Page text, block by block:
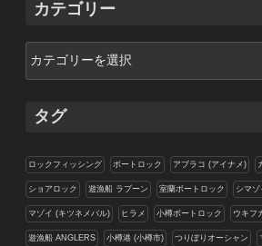
カテゴリー
テ
ゴ
タグ
ロックフィッシング ボートロック アブラコ (アイナメ)
ショアロック 遊漁船 ラブーン 室蘭ボートロック シマゾ
マゾイ (キツネメバル) ヒラメ 小樽ボートロック ウキフ
遊漁船 ANGLERS 小樽港 (小樽市) つりぼりオーシャン